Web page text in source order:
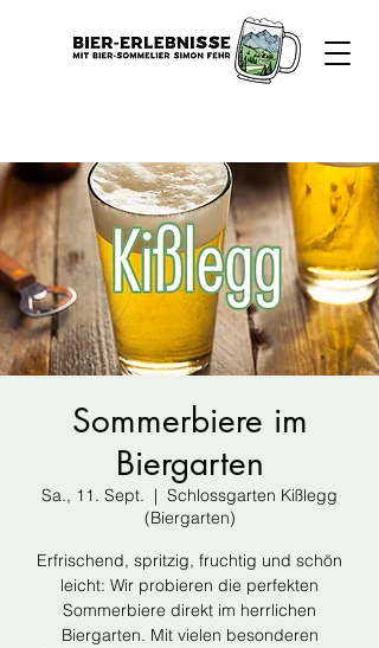
Sommerbiere im
Biergarten
Sa., 11. Sept.
  |
Schlossgarten Kißlegg
(Biergarten)
Erfrischend, spritzig, fruchtig und schön
leicht: Wir probieren die perfekten
Sommerbiere direkt im herrlichen
Biergarten. Mit vielen besonderen